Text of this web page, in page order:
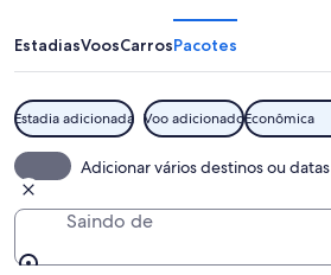
EstadiasVoosCarrosPacotes
Estadia adicionada Voo adicionadoEconômica
Adicionar vários destinos ou datas
Saindo de